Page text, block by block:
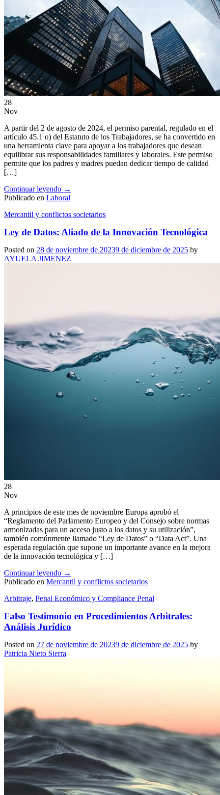
28
Nov
A partir del 2 de agosto de 2024, el permiso parental, regulado en el
artículo 45.1 o) del Estatuto de los Trabajadores, se ha convertido en
una herramienta clave para apoyar a los trabajadores que desean
equilibrar sus responsabilidades familiares y laborales. Este permiso
permite que los padres y madres puedan dedicar tiempo de calidad
[…]
Continuar leyendo →
Publicado en Laboral
Mercantil y conflictos societarios
Ley de Datos: Aliado de la Innovación Tecnológica
Posted on 28 de noviembre de 20239 de diciembre de 2025 by
AYUELA JIMENEZ
28
Nov
A principios de este mes de noviembre Europa aprobó el
“Reglamento del Parlamento Europeo y del Consejo sobre normas
armonizadas para un acceso justo a los datos y su utilización”,
también comúnmente llamado “Ley de Datos” o “Data Act”. Una
esperada regulación que supone un importante avance en la mejora
de la innovación tecnológica y […]
Continuar leyendo →
Publicado en Mercantil y conflictos societarios
Arbitraje, Penal Económico y Compliance Penal
Falso Testimonio en Procedimientos Arbitrales:
Análisis Jurídico
Posted on 27 de noviembre de 20239 de diciembre de 2025 by
Patricia Nieto Sierra